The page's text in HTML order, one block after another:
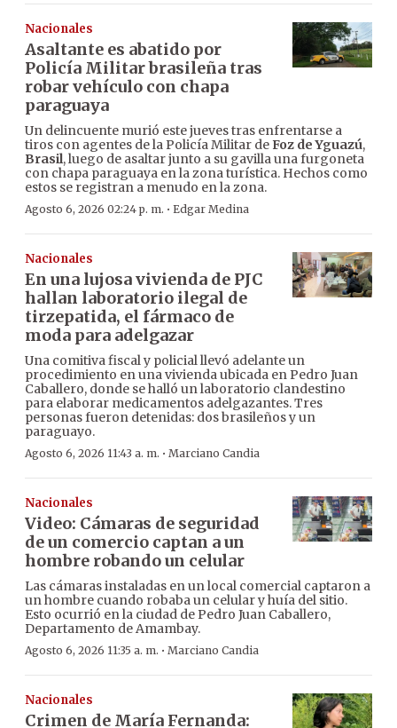
Nacionales
Asaltante es abatido por
Policía Militar brasileña tras
robar vehículo con chapa
paraguaya
Un delincuente murió este jueves tras enfrentarse a
tiros con agentes de la Policía Militar deFoz de Yguazú,
Brasil, luego de asaltar junto a su gavilla una furgoneta
con chapa paraguaya en la zona turística. Hechos como
estos se registran a menudo en la zona.
Agosto 6, 2026 02:24 p. m. · Edgar Medina
Nacionales
En una lujosa vivienda de PJC
hallan laboratorio ilegal de
tirzepatida, el fármaco de
moda para adelgazar
Una comitiva fiscal y policial llevó adelante un
procedimiento en una vivienda ubicada en Pedro Juan
Caballero, donde se halló un laboratorio clandestino
para elaborar medicamentos adelgazantes. Tres
personas fueron detenidas: dos brasileños y un
paraguayo.
Agosto 6, 2026 11:43 a. m. · Marciano Candia
Nacionales
Video: Cámaras de seguridad
de un comercio captan a un
hombre robando un celular
Las cámaras instaladas en un local comercial captaron a
un hombre cuando robaba un celular y huía del sitio.
Esto ocurrió en la ciudad de Pedro Juan Caballero,
Departamento de Amambay.
Agosto 6, 2026 11:35 a. m. · Marciano Candia
Nacionales
Crimen de María Fernanda: